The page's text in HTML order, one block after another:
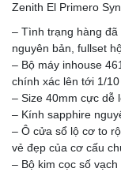
Zenith El Primero
– Tình trạng hàng
nguyên bản, fullset
– Bộ máy inhouse
chính xác lên tới 1/
– Size 40mm cực dễ
– Kính sapphire
– Ô cửa sổ lộ cơ to
vẻ đẹp của cơ cấu
– Bộ kim cọc số